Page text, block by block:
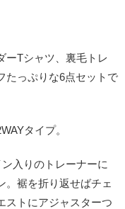
ーTシャツ、裏毛トレ
たっぷりな6点セットで
タイプ。
入りのトレーナーに
。裾を折り返せばチェ
ストにアジャスターつ